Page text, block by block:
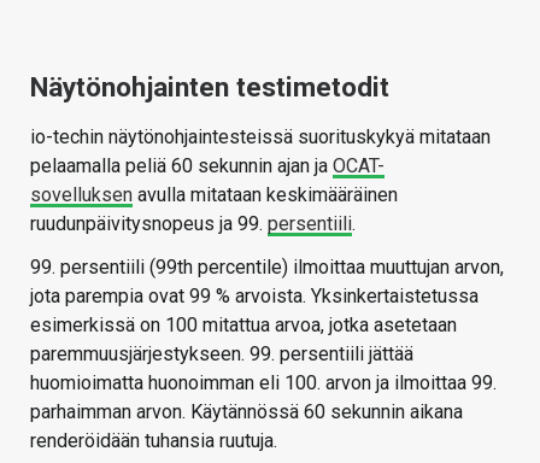
Näytönohjainten testimetodit
io-techin näytönohjaintesteissä suorituskykyä mitataan
pelaamalla peliä 60 sekunnin ajan ja OCAT-
sovelluksen avulla mitataan keskimääräinen
ruudunpäivitysnopeus ja 99. persentiili.
99. persentiili (99th percentile) ilmoittaa muuttujan arvon,
jota parempia ovat 99 % arvoista. Yksinkertaistetussa
esimerkissä on 100 mitattua arvoa, jotka asetetaan
paremmuusjärjestykseen. 99. persentiili jättää
huomioimatta huonoimman eli 100. arvon ja ilmoittaa 99.
parhaimman arvon. Käytännössä 60 sekunnin aikana
renderöidään tuhansia ruutuja.